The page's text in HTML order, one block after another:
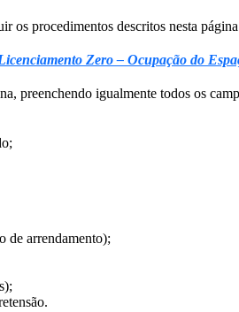
os procedimentos descritos nesta
Zero – Ocupação do
preenchendo igualmente todos os
de arrendamento);